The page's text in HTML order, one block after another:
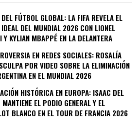
FÚTBOL GLOBAL: LA FIFA REVELA EL
IDEAL DEL MUNDIAL 2026 CON LIONEL
Y KYLIAN MBAPPÉ EN LA DELANTERA
EN REDES SOCIALES: ROSALÍA
POR VIDEO SOBRE LA ELIMINACIÓN
EN EL MUNDIAL 2026
HISTÓRICA EN EUROPA: ISAAC DEL
MANTIENE EL PODIO GENERAL Y EL
BLANCO EN EL TOUR DE FRANCIA 2026